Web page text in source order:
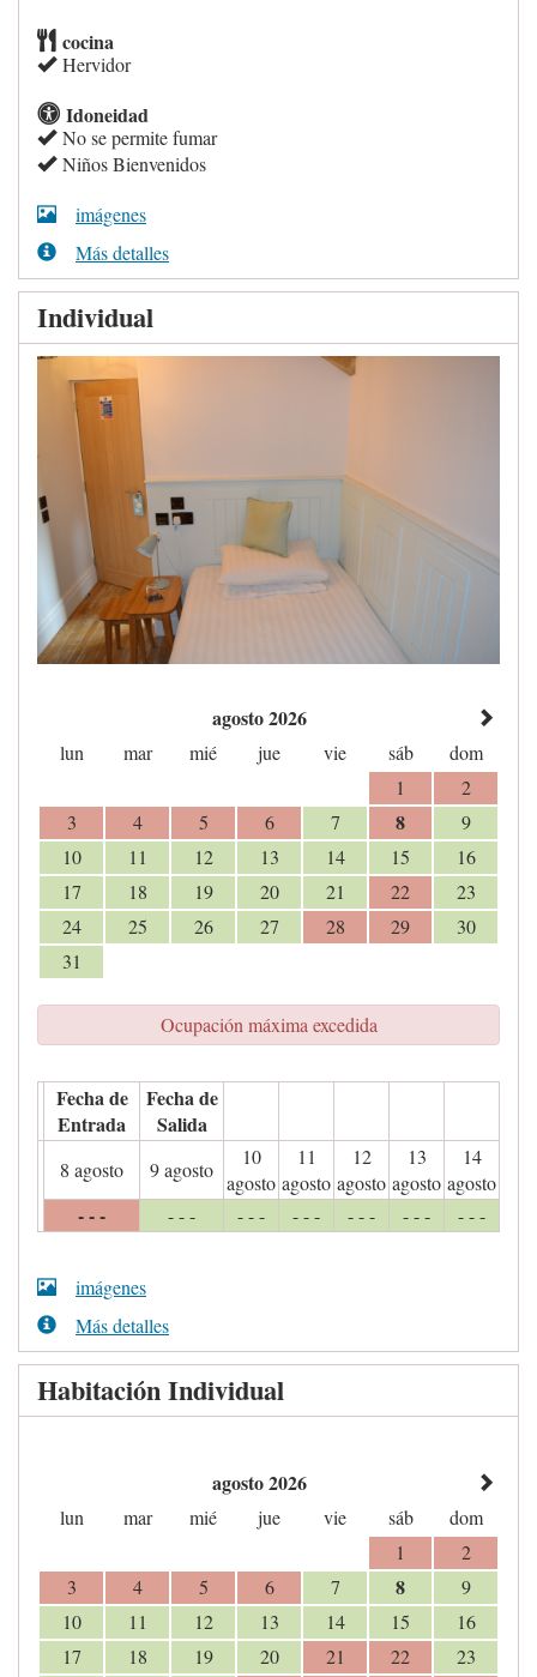
cocina
Hervidor
Idoneidad
No se permite fumar
Niños Bienvenidos
imágenes
Más detalles
Individual
agosto 2026
lun mar mié jue vie sáb
dom
1
2
3
4 5 6 7 8
9
10
11 12 13 14 15
16
17
18 19 20 21 22
23
24
25 26 27 28 29
30
31
Ocupación máxima excedida
Fecha de
Entrada
Fecha de
Salida
8 agosto 9 agosto
10
agosto
11
agosto
12
agosto
13
agosto
14
agosto
- - - - - - - - - - - - - - - - - - - - -
imágenes
Más detalles
Habitación Individual
agosto 2026
lun mar mié jue vie sáb
dom
1
2
3
4 5 6 7 8
9
10
11 12 13 14 15
16
17
18 19 20 21 22
23